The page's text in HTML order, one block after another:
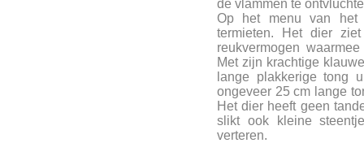
de vlammen te
Op het menu van het
termieten. Het dier
reukvermogen
Met zijn krachtige
lange plakkerige tong
ongeveer 25 cm lange
Het dier heeft geen
slikt ook kleine
verteren.